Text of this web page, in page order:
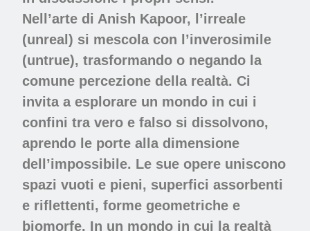
Nell’arte di Anish Kapoor, l’irreale
(unreal) si mescola con l’inverosimile
(untrue), trasformando o negando la
comune percezione della realtà. Ci
invita a esplorare un mondo in cui i
confini tra vero e falso si dissolvono,
aprendo le porte alla dimensione
dell’impossibile. Le sue opere uniscono
spazi vuoti e pieni, superfici assorbenti
e riflettenti, forme geometriche e
biomorfe. In un mondo in cui la realtà